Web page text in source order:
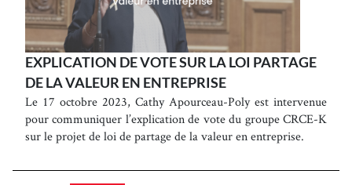
EXPLICATION DE VOTE SUR LA LOI PARTAGE
DE LA VALEUR EN ENTREPRISE
Le 17 octobre 2023, Cathy Apourceau-Poly est intervenue
pour communiquer l’explication de vote du groupe CRCE-K
sur le projet de loi de partage de la valeur en entreprise.